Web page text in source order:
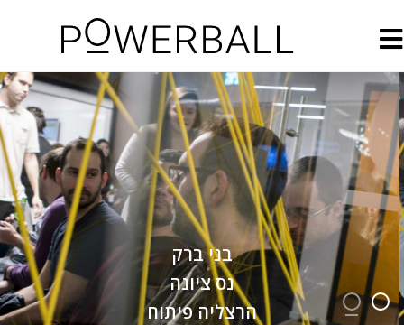
בני ברק
נס ציונה
הרצליה פיתוח